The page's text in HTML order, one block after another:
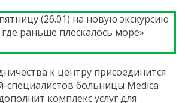
(26.01) на новую экскурсию
раньше плескалось море»
к центру присоединится
специалистов больницы Medica
комплекс услуг для